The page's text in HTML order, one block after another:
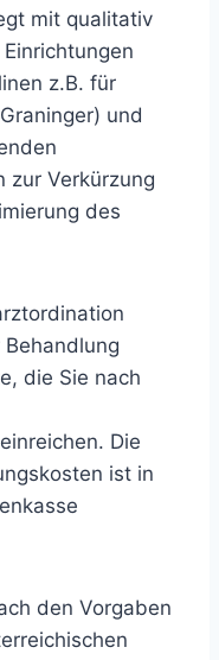
mit qualitativ
z.B. für
und
zur Verkürzung
des
die Sie nach
Die
ist in
den Vorgaben